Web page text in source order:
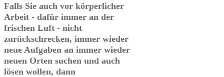
Falls Sie auch vor körperlicher
Arbeit - dafür immer an der
frischen Luft - nicht
zurückschrecken, immer wieder
neue Aufgaben an immer wieder
neuen Orten suchen und auch
lösen wollen, dann